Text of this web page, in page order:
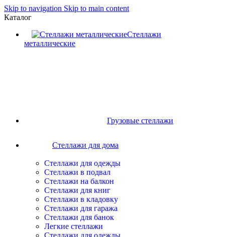
Skip to navigation Skip to main content
Каталог
Стеллажи
металлические
Грузовые стеллажи
Стеллажи для дома
Стеллажи для одежды
Стеллажи в подвал
Стеллажи на балкон
Стеллажи для книг
Стеллажи в кладовку
Стеллажи для гаража
Стеллажи для банок
Легкие стеллажи
Стеллажи для одежды